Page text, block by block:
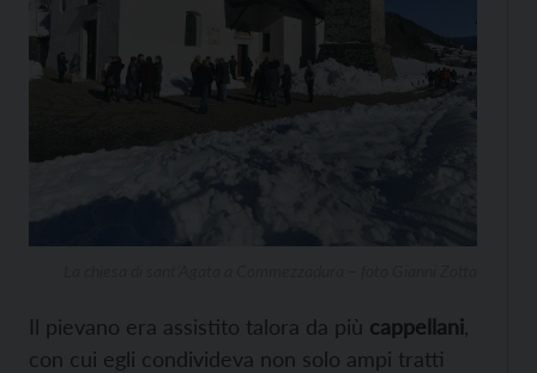
Il pievano era assistito talora da più cappellani
con cui egli condivideva non solo ampi tratti